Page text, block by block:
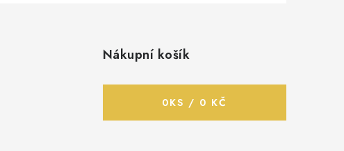
Nákupní košík
0KS / 0 KČ